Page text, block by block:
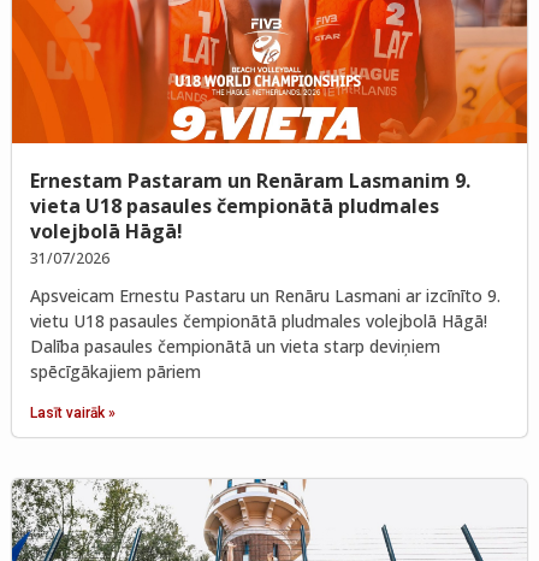
Ernestam Pastaram un Renāram Lasmanim 9.
vieta U18 pasaules čempionātā pludmales
volejbolā Hāgā!
31/07/2026
Apsveicam Ernestu Pastaru un Renāru Lasmani ar izcīnīto 9.
vietu U18 pasaules čempionātā pludmales volejbolā Hāgā!
Dalība pasaules čempionātā un vieta starp deviņiem
spēcīgākajiem pāriem
Lasīt vairāk »